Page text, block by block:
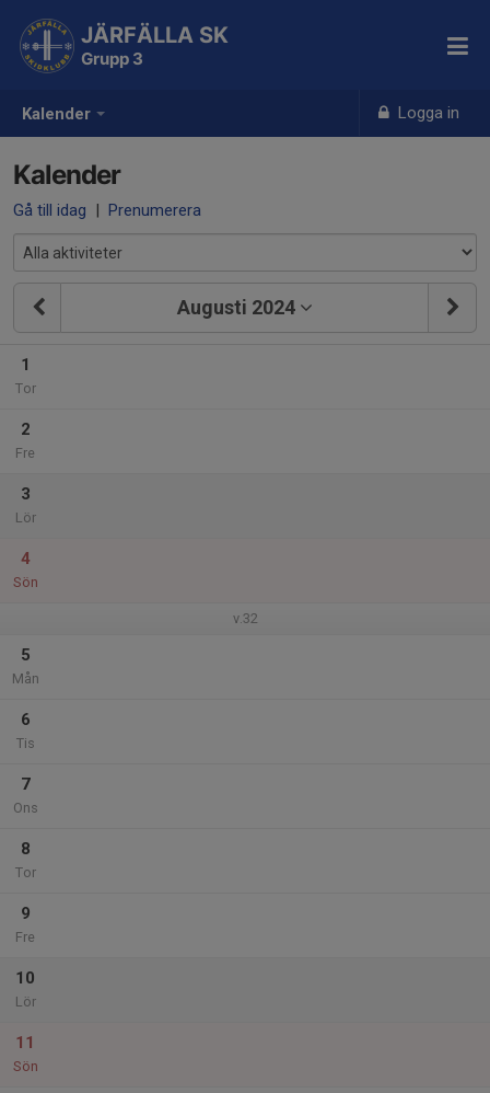
Kalender Logga in
JÄRFÄLLA SK
Grupp 3
Kalender
Gå till idag | Prenumerera
Augusti 2024
1
Tor
2
Fre
3
Lör
4
Sön
v.32
5
Mån
6
Tis
7
Ons
8
Tor
9
Fre
10
Lör
11
Sön